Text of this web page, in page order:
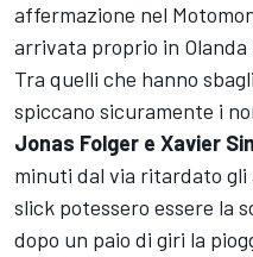
affermazione nel
arrivata proprio in Olanda
Tra quelli che hanno
spiccano sicuramente i
Jonas Folger e Xavier
minuti dal via ritardato gli
slick potessero essere la
dopo un paio di giri la